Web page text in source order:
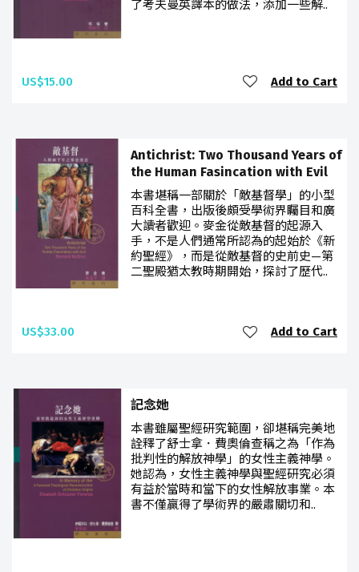
了考夫曼英譯本的做法，添加一些解..
US$15.00 Add to Cart
Antichrist: Two Thousand Years of
the Human Fasincation with Evil
本書堪稱一部關於「敵基督學」的小型
百科全書，出版後頗受學術界矚目和廣
大讀者歡迎。麥金從敵基督的起源入
手，不是人們通常所認為的起始於《新
約聖經》，而是從敵基督的史前史—第
二聖殿猶太教時期開始，探討了歷代..
US$33.00 Add to Cart
記念她
本書雖屬聖經研究範圍，卻堪稱完美地
詮釋了舒士拿．費奧倫查稱之為「作為
批判性的解放神學」的女性主義神學。
她認為，女性主義神學與聖經研究必須
有益於當時和當下的女性解放事業。本
書不僅贏得了學術界的嚴肅關切和..